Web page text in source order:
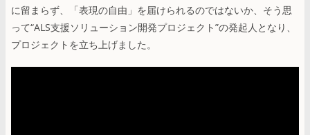
に留まらず、「表現の自由」を届けられるのではないか、そう思
って“ALS支援ソリューション開発プロジェクト”の発起人となり、
プロジェクトを立ち上げました。